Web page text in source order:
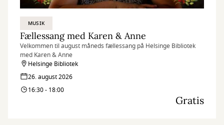
MUSIK
Fællessang med Karen & Anne
Velkommen til august måneds fællessang på Helsinge Bibliotek
med Karen & Anne
Helsinge Bibliotek
26. august 2026
16:30 - 18:00
Gratis